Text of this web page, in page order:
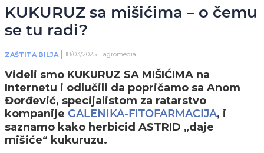
KUKURUZ sa mišićima – o čemu
se tu radi?
ZAŠTITA BILJA 18/03/2025 agromedia
Videli smo KUKURUZ SA MIŠIĆIMA na
Internetu i odlučili da popričamo sa Anom
Đorđević, specijalistom za ratarstvo
kompanije GALENIKA-FITOFARMACIJA, i
saznamo kako herbicid ASTRID „daje
mišiće“ kukuruzu.